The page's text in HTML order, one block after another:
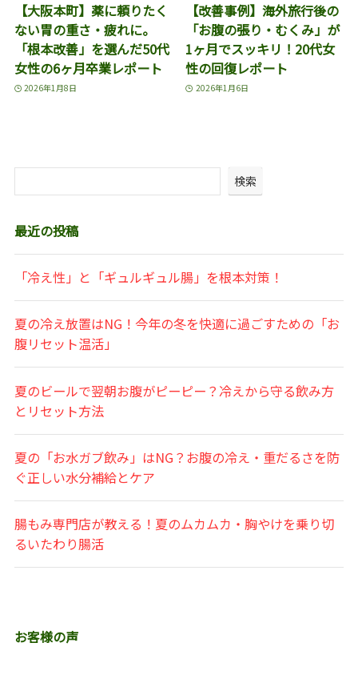
【大阪本町】薬に頼りたく
ない胃の重さ・疲れに。
「根本改善」を選んだ50代
女性の6ヶ月卒業レポート
2026年1月8日
【改善事例】海外旅行後の
「お腹の張り・むくみ」が
1ヶ月でスッキリ！20代女
性の回復レポート
2026年1月6日
検索
最近の投稿
「冷え性」と「ギュルギュル腸」を根本対策！
夏の冷え放置はNG！今年の冬を快適に過ごすための「お
腹リセット温活」
夏のビールで翌朝お腹がピーピー？冷えから守る飲み方
とリセット方法
夏の「お水ガブ飲み」はNG？お腹の冷え・重だるさを防
ぐ正しい水分補給とケア
腸もみ専門店が教える！夏のムカムカ・胸やけを乗り切
るいたわり腸活
お客様の声